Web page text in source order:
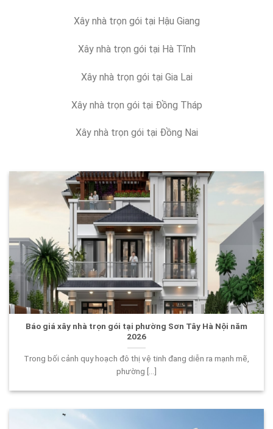
Xây nhà trọn gói tại Hậu Giang
Xây nhà trọn gói tại Hà Tĩnh
Xây nhà trọn gói tại Gia Lai
Xây nhà trọn gói tại Đồng Tháp
Xây nhà trọn gói tại Đồng Nai
Báo giá xây nhà trọn gói tại phường Sơn Tây Hà Nội năm
2026
Trong bối cảnh quy hoạch đô thị vệ tinh đang diễn ra mạnh mẽ,
phường [...]